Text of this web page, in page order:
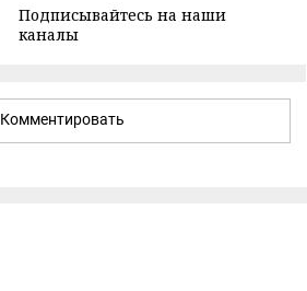
Подписывайтесь на наши
каналы
Комментировать